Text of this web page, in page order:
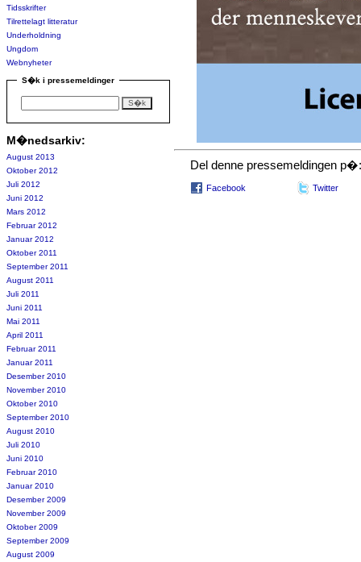
Tidsskrifter
Tilrettelagt litteratur
Underholdning
Ungdom
Webnyheter
S�k i pressemeldinger
M�nedsarkiv:
August 2013
Oktober 2012
Juli 2012
Juni 2012
Mars 2012
Februar 2012
Januar 2012
Oktober 2011
September 2011
August 2011
Juli 2011
Juni 2011
Mai 2011
April 2011
Februar 2011
Januar 2011
Desember 2010
November 2010
Oktober 2010
September 2010
August 2010
Juli 2010
Juni 2010
Februar 2010
Januar 2010
Desember 2009
November 2009
Oktober 2009
September 2009
August 2009
Del denne pressemeldingen p�:
Facebook Twitter